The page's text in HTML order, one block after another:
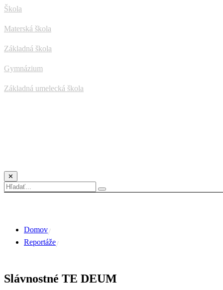
Škola
Materská škola
Základná škola
Gymnázium
Základná umelecká škola
✕
Domov
Reportáže
Slávnostné TE DEUM